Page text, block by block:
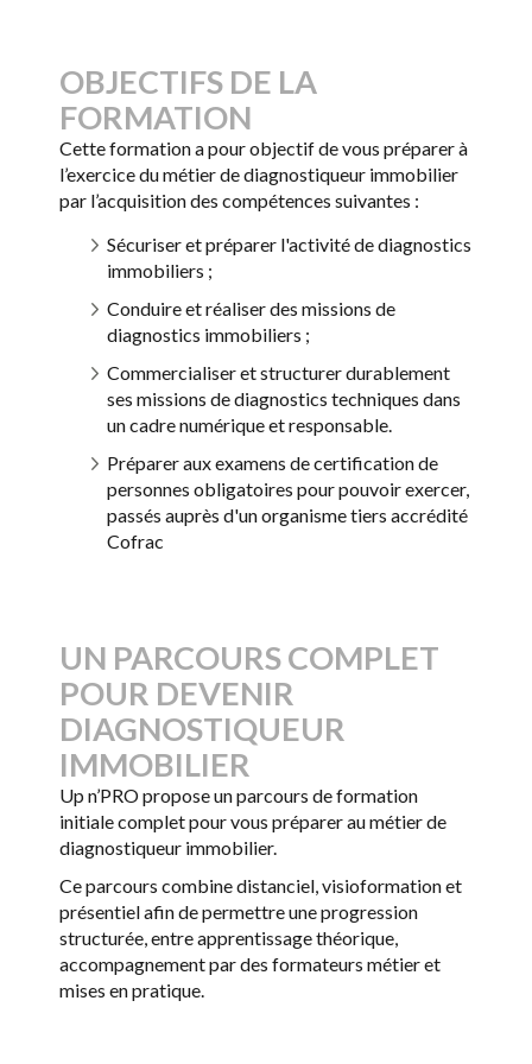
correspondances entre blocs de
compétences des différentes certifications
sont établies pour faciliter les mobilités
professionnelles et simplifier le parcours de
qualification. Elles sont identifiées sur la fiche
OBJECTIFS DE LA
FORMATION
Cette formation a pour objectif de vous préparer à
l’exercice du métier de diagnostiqueur immobilier
par l’acquisition des compétences suivantes :
Sécuriser et préparer l'activité de diagnostics
immobiliers ;
Conduire et réaliser des missions de
diagnostics immobiliers ;
Commercialiser et structurer durablement
ses missions de diagnostics techniques dans
un cadre numérique et responsable.
Préparer aux examens de certification de
personnes obligatoires pour pouvoir exercer,
passés auprès d'un organisme tiers accrédité
Cofrac
UN PARCOURS COMPLET
POUR DEVENIR
DIAGNOSTIQUEUR
IMMOBILIER
Up n’PRO propose un parcours de formation
initiale complet pour vous préparer au métier de
diagnostiqueur immobilier.
Ce parcours combine distanciel, visioformation et
présentiel afin de permettre une progression
structurée, entre apprentissage théorique,
accompagnement par des formateurs métier et
mises en pratique.